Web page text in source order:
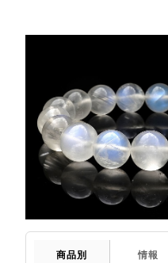
商品別 情報